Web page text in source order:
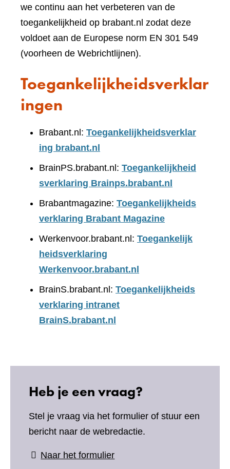
we continu aan het verbeteren van de
toegankelijkheid op brabant.nl zodat deze
voldoet aan de Europese norm EN 301 549
(voorheen de Webrichtlijnen).
Toegankelijkheidsverklar
ingen
Brabant.nl: Toegankelijkheidsverklar
ing brabant.nl
BrainPS.brabant.nl: Toegankelijkheid
sverklaring Brainps.brabant.nl
Brabantmagazine: Toegankelijkheids
verklaring Brabant Magazine
Werkenvoor.brabant.nl: Toegankelijk
heidsverklaring
Werkenvoor.brabant.nl
BrainS.brabant.nl: Toegankelijkheids
verklaring intranet
BrainS.brabant.nl
Heb je een vraag?
Stel je vraag via het formulier of stuur een
bericht naar de webredactie.
Naar het formulier(verwijst